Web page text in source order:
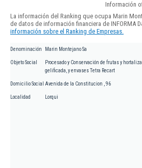
Información
La información del Ranking que ocupa Marin
de datos de información financiera de INFORMA
información sobre el Ranking de Empresas.
Denominación Marin Montejano Sa
Objeto Social
Procesado y Conservación de frutas y
gelificada, y envases Tetra Recart
Domicilio Social Avenida de la Constitucion , 96
Localidad Lorqui